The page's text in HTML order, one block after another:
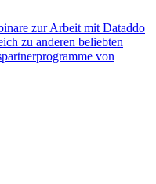
zur Arbeit mit Dataddo
zu anderen beliebten
von